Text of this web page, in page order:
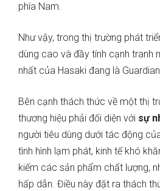
phía Nam.
Như vậy, trong thị trường phát
dùng cao và đầy tính cạnh tranh
nhất của Hasaki đang là
Bên cạnh thách thức về một thị
thương hiệu phải đối diện với sự
người tiêu dùng dưới tác động
tình hình lạm phát, kinh tế khó
kiếm các sản phẩm chất lượng,
hấp dẫn. Điều này đặt ra thách